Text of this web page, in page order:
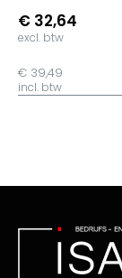
€ 32,64
excl. btw
€ 39,49
incl. btw